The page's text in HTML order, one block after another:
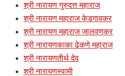
श्री नारायण गुरुदत्त महाराज
श्री नारायण महाराज केडगावकर
श्री नारायण महाराज जालवणकर
श्री नारायणकाका ढेकणे महाराज
श्री नारायणतीर्थ देव
श्री नारायणस्वामी